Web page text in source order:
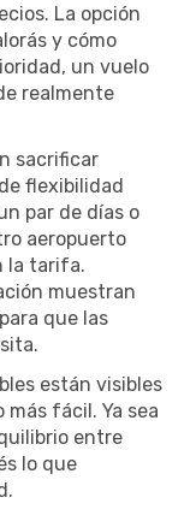
La opción
y cómo
un vuelo
realmente
sacrificar
flexibilidad
par de días o
aeropuerto
la tarifa.
muestran
que las
están visibles
fácil. Ya sea
entre
lo que